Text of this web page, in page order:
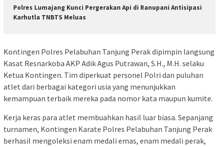
Polres Lumajang Kunci Pergerakan Api di Ranupani Antisipasi
Karhutla TNBTS Meluas
Kontingen Polres Pelabuhan Tanjung Perak dipimpin langsung
Kasat Resnarkoba AKP Adik Agus Putrawan, S.H., M.H. selaku
Ketua Kontingen. Tim diperkuat personel Polri dan puluhan
atlet dari berbagai kategori usia yang menunjukkan
kemampuan terbaik mereka pada nomor kata maupun kumite.
Kerja keras para atlet membuahkan hasil luar biasa. Sepanjang
turnamen, Kontingen Karate Polres Pelabuhan Tanjung Perak
berhasil mengoleksi enam medali emas, enam medali perak,